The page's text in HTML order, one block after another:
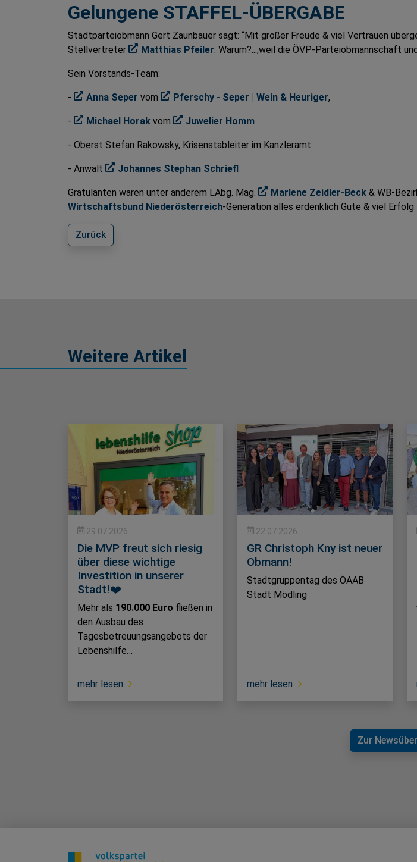
Gelungene STAFFEL-ÜBERGABE
Stadtparteiobmann Gert Zaunbauer sagt: “Mit großer Freude & viel Vertrauen
Stellvertreter
Matthias Pfeiler . Warum?...,weil die ÖVP-Parteiobmannschaft
Sein Vorstands-Team:
- Anna Seper vom Pferschy - Seper | Wein & Heuriger,
- Michael Horak vom Juwelier Homm
- Oberst Stefan Rakowsky, Krisenstableiter im Kanzleramt
- Anwalt Johannes Stephan Schriefl
Gratulanten waren unter anderem LAbg. Mag. Marlene Zeidler-Beck & WB-
Wirtschaftsbund Niederösterreich-Generation alles erdenklich Gute & viel
Zurück
Weitere Artikel
29.07.2026
Die MVP freut sich riesig
über diese wichtige
Investition in unserer
Stadt!❤️
Mehr als 190.000 Euro fließen in
den Ausbau des
Tagesbetreuungsangebots der
Lebenshilfe…
mehr lesen
22.07.2026
GR Christoph Kny ist neuer
Obmann!
Stadtgruppentag des ÖAAB
Stadt Mödling
mehr lesen
Zur